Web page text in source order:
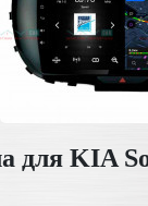
для KIA